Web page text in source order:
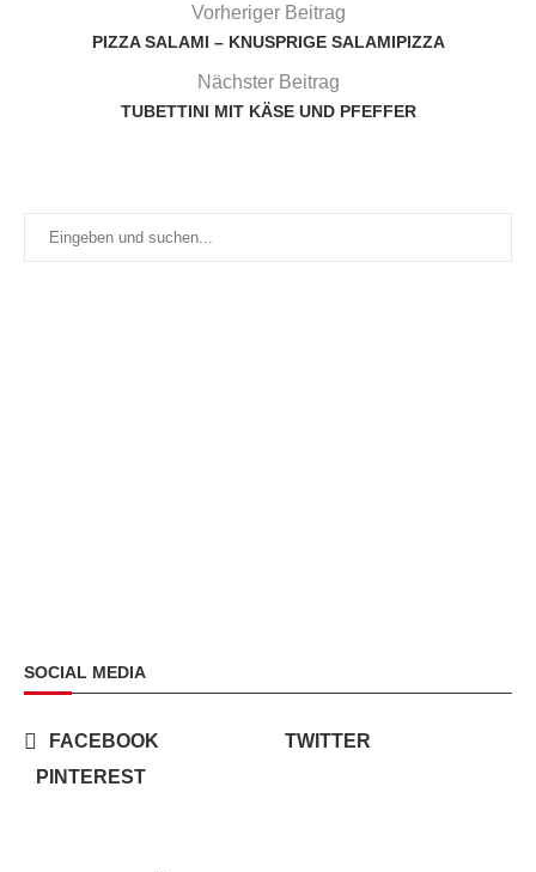
Vorheriger Beitrag
PIZZA SALAMI – KNUSPRIGE SALAMIPIZZA
Nächster Beitrag
TUBETTINI MIT KÄSE UND PFEFFER
SOCIAL MEDIA
FACEBOOK
TWITTER
PINTEREST